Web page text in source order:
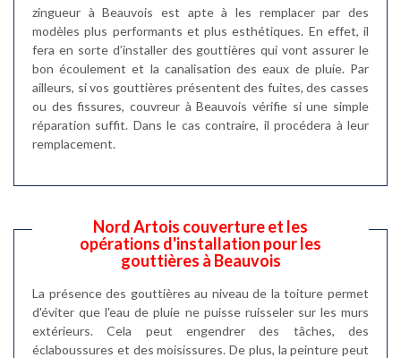
zingueur à Beauvois est apte à les remplacer par des
modèles plus performants et plus esthétiques. En effet, il
fera en sorte d’installer des gouttières qui vont assurer le
bon écoulement et la canalisation des eaux de pluie. Par
ailleurs, si vos gouttières présentent des fuites, des casses
ou des fissures, couvreur à Beauvois vérifie si une simple
réparation suffit. Dans le cas contraire, il procédera à leur
remplacement.
Nord Artois couverture et les
opérations d'installation pour les
gouttières à Beauvois
La présence des gouttières au niveau de la toiture permet
d'éviter que l'eau de pluie ne puisse ruisseler sur les murs
extérieurs. Cela peut engendrer des tâches, des
éclaboussures et des moisissures. De plus, la peinture peut